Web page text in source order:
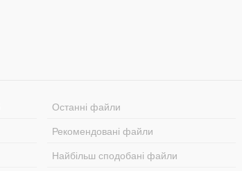
Останні файли
Рекомендовані файли
Найбільш сподобані файли